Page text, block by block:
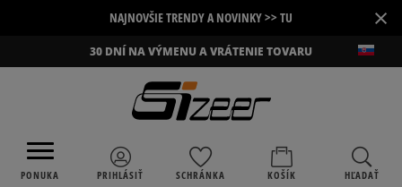
NAJNOVŠIE TRENDY A NOVINKY >> TU ×
30 DNÍ NA VÝMENU A VRÁTENIE TOVARU
PONUKA PRIHLÁSIŤ SCHRÁNKA KOŠÍK HĽADAŤ